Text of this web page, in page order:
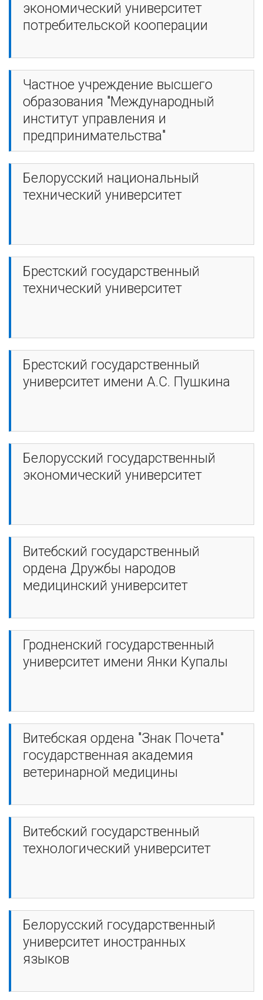
экономический университет
потребительской кооперации
Частное учреждение высшего
образования "Международный
институт управления и
предпринимательства"
Белорусский национальный
технический университет
Брестский государственный
технический университет
Брестский государственный
университет имени А.С. Пушкина
Белорусский государственный
экономический университет
Витебский государственный
ордена Дружбы народов
медицинский университет
Гродненский государственный
университет имени Янки Купалы
Витебская ордена "Знак Почета"
государственная академия
ветеринарной медицины
Витебский государственный
технологический университет
Белорусский государственный
университет иностранных
языков